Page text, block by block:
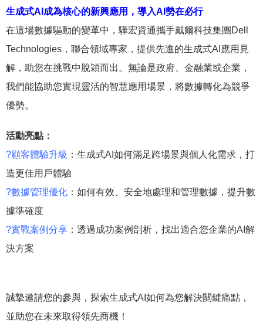
生成式AI成為核心的新興應用，導入AI勢在必行
在這場數據驅動的變革中，驊宏資通攜手戴爾科技集團Dell
Technologies，聯合領域專家，提供先進的生成式AI應用見
解，助您在挑戰中脫穎而出。無論是政府、金融業或企業，
我們能協助您實現靈活的智慧應用場景，將數據轉化為競爭
優勢。
活動亮點：
?顧客體驗升級 ：生成式AI如何滿足跨場景與個人化需求，打
造更佳用戶體驗
?數據管理優化 ：如何有效、安全地處理和管理數據，提升數
據準確度
?實戰案例分享 ：透過成功案例剖析，找出適合您企業的AI解
決方案
誠摯邀請您的參與，探索生成式AI如何為您解決關鍵痛點，
並助您在未來取得領先商機！